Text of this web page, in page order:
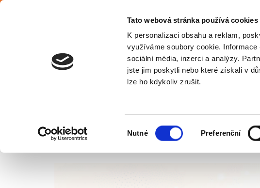
Tato webová stránka používá cookies
K personalizaci obsahu a reklam,
využíváme soubory cookie.
sociální média, inzerci a analýzy.
jste jim poskytli nebo které získali v
lze ho kdykoliv zrušit.
souhlasu
Nutné Preferenční
Czech
Úvodní stránka Facility management a jeho benefity. Kdy je čas